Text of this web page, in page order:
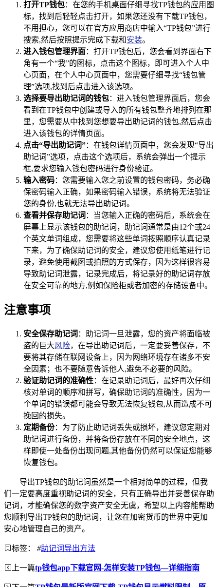
打开TP钱包：在您的手机桌面仔细寻找TP钱包的应用图
标，找到后轻轻点击打开，如果您还没有下载TP钱包，
不用担心，您可以在官方应用商店中输入“TP钱包”进行
搜索,然后按照提示完成下载和安装。
进入钱包管理界面：打开TP钱包后，您会看到界面右下
角有一个“我”的图标，点击这个图标，即可进入个人中
心页面，在个人中心页面中，您需要仔细寻找“钱包管
理”选项,找到后点击进入该选项。
选择要导出助记词的钱包：进入钱包管理界面后，您会
看到在TP钱包中创建或导入的所有钱包整齐地排列在那
里，您需要从中找到您想要导出助记词的钱包,然后点击
进入该钱包的详情页面。
点击“导出助记词”：在钱包详情页面中，您会发现“导出
助记词”选项，点击这个选项后，系统会弹出一个提示
框,要求您输入钱包密码进行身份验证。
输入密码：您需要输入您之前设置的钱包密码，务必确
保密码输入正确，如果密码输入错误，系统将无法验证
您的身份,也就无法导出助记词。
查看并保存助记词 ：当您输入正确的密码后，系统会在
屏幕上显示该钱包的助记词，助记词通常是由12个或24
个英文单词组成，您需要将这些单词按照顺序认真记录
下来，为了确保助记词的安全，建议您使用纸笔进行记
录，避免使用截图或拍照的方式保存，因为这样很容易
导致助记词泄露，记录完成后，将记录好的助记词存放
在安全可靠的地方,例如保险柜或者加密的存储设备中。
注意事项
安全保存助记词 ：助记词一旦泄露，您的资产将面临被
盗的巨大风险，在导出助记词后，一定要妥善保存，不
要将其存储在联网设备上，因为网络环境存在诸多不安
全因素；也不要随意告诉他人,避免不必要的风险。
验证助记词的准确性：在记录助记词后，最好再次仔细
核对单词的顺序和拼写，确保助记词的准确性，因为一
个单词的错误都可能会导致无法恢复钱包,从而造成不可
挽回的损失。
定期备份：为了防止助记词丢失或损坏，建议您定期对
助记词进行备份，并将备份存放在不同的安全地点，这
样即使一处备份出现问题,其他备份仍然可以保证您能够
恢复钱包。
导出TP钱包的助记词虽然是一个相对简单的过程，但我
们一定要高度重视助记词的安全，只有正确导出并妥善保存助
记词，才能确保您的数字资产安全无虞，希望以上内容能帮助
您顺利导出TP钱包的助记词，让您在加密货币的世界中更加
安心地管理自己的资产。
标签： #助记词导出方法
上一篇tp钱包app下载官网-怎样安装TP钱包—详细指南